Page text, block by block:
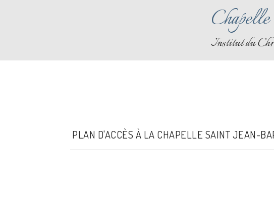
Institut du
PLAN D'ACCÈS À LA CHAPELLE SAINT JEAN-